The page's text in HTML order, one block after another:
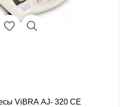
ViBRA AJ- 320 CE